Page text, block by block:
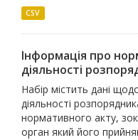
CSV
Інформація про
діяльності
Набір містить дані
діяльності
нормативного акту,
орган який його